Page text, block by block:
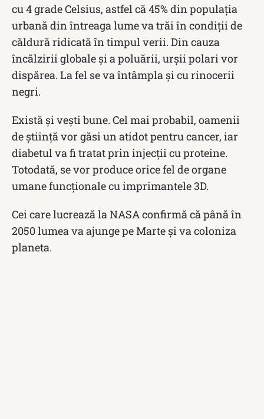
cu 4 grade Celsius, astfel că 45% din populația
urbană din întreaga lume va trăi în condiții de
căldură ridicată în timpul verii. Din cauza
încălzirii globale și a poluării, urșii polari vor
dispărea. La fel se va întâmpla și cu rinocerii
negri.
Există și vești bune. Cel mai probabil, oamenii
de știință vor găsi un atidot pentru cancer, iar
diabetul va fi tratat prin injecții cu proteine.
Totodată, se vor produce orice fel de organe
umane funcționale cu imprimantele 3D.
Cei care lucrează la NASA confirmă că până în
2050 lumea va ajunge pe Marte și va coloniza
planeta.